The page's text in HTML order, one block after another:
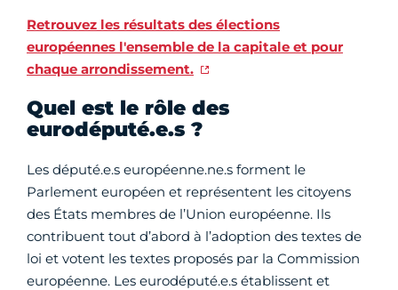
Retrouvez les résultats des élections
européennes l'ensemble de la capitale et pour
chaque arrondissement.
Quel est le rôle des
eurodéputé.e.s ?
Les député.e.s européenne.ne.s forment le
Parlement européen et représentent les citoyens
des États membres de l’Union européenne. Ils
contribuent tout d’abord à l’adoption des textes de
loi et votent les textes proposés par la Commission
européenne. Les eurodéputé.e.s établissent et